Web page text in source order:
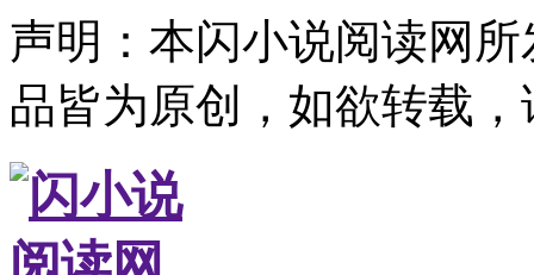
声明：本闪小说阅读网
品皆为原创，如欲转载